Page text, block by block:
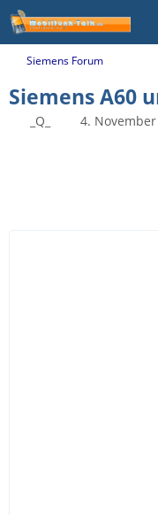
Siemens Forum
Siemens A60
_Q_ 4.